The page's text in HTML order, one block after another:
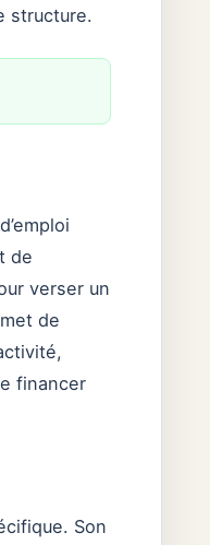
structure.
de
verser un
de
financer
Son